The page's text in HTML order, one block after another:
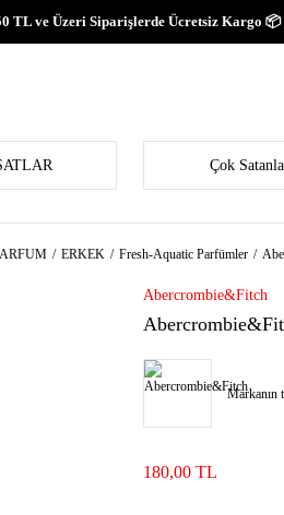
TL ve Üzeri Siparişlerde Ücretsiz Kargo 📦
Çok
ERKEK Fresh-Aquatic Parfümler
Abercrombie&Fitch
Markanın
180,00 TL